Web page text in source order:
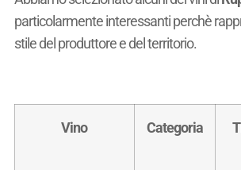
particolarmente interessanti perchè
stile del produttore e del territorio.
Vino Categoria